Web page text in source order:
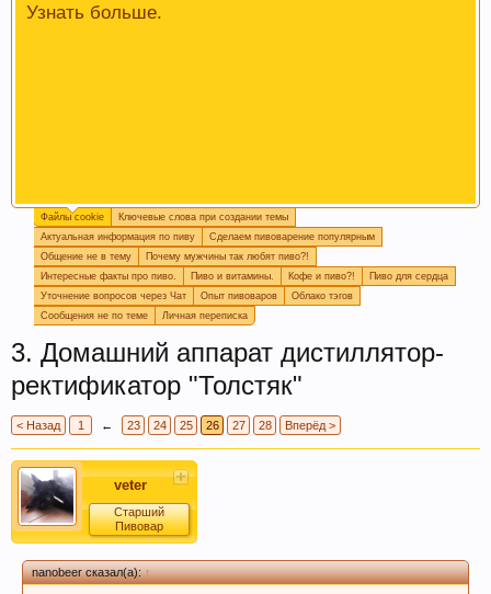
Узнать больше.
Огромная просьба, при создании новой темы
прописывайте ключевые слова, которые
отражают смысл темы. Это поможет быстро
находить информацию на форуме. Спасибо!
Пишите вподписьили в
пиво у вас сейчас готовится, так легче дать
четкий ответ или совет.
Файлы cookie
Ключевые слова при создании темы
Актуальная информация по пиву
Сделаем пивоварение популярным
Общение не в тему
Почему мужчины так любят пиво?!
Интересные факты про пиво.
Пиво и витамины. Кофе и пиво?!
Пиво для сердца
Уточнение вопросов через Чат
Опыт пивоваров
Облако тэгов
Сообщения не по теме
Личная переписка
3. Домашний аппарат дистиллятор-
ректификатор "Толстяк"
< Назад 1 ← 23 24 25 26 27 28 Вперёд >
veter
Старший
Пивовар
nanobeer сказал(а):↑